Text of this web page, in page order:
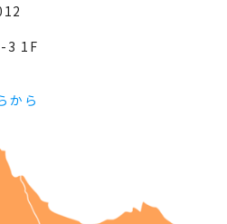
3 1F
から